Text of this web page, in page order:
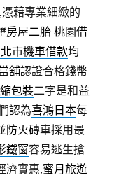
藉專業細緻的
房屋二胎 桃園借
市機車借款均
舖認證合格錢幣
包裝二字是和益
認為喜鴻日本每
防火磚車採用最
鐵窗容易逃生搶
濟實惠,蜜月旅遊